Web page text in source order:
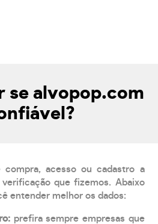
se alvopop.com
compra, acesso ou cadastro a
que fizemos. Abaixo
entender melhor os dados:
prefira sempre empresas que